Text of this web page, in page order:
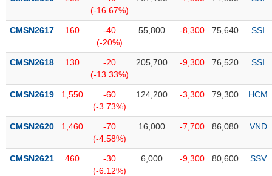
được
quỹ
mục
ETF
Cổ
chi
tiết
(-16.67%)
CMSN2617 160
-40
(-20%)
55,800 -8,300 75,640 SSI
CMSN2618 130
-20
(-13.33%)
205,700 -9,300 76,520 SSI
CMSN2619 1,550
-60
(-3.73%)
124,200 -3,300 79,300 HCM
CMSN2620 1,460
-70
(-4.58%)
16,000 -7,700 86,080 VND
CMSN2621 460
-30
(-6.12%)
6,000 -9,300 80,600 SSV
TƯ
DỮ
MỚI
Ngành
(-)